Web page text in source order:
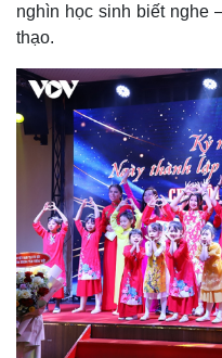
Quan sát
Cuộc sống đó đây
nghìn học sinh biết nghe
thạo.